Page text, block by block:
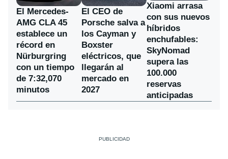
El Mercedes-
AMG CLA 45
establece un
récord en
Nürburgring
con un tiempo
de 7:32,070
minutos
El CEO de
Porsche salva a
los Cayman y
Boxster
eléctricos, que
llegarán al
mercado en
2027
Xiaomi arrasa
con sus nuevos
híbridos
enchufables:
SkyNomad
supera las
100.000
reservas
anticipadas